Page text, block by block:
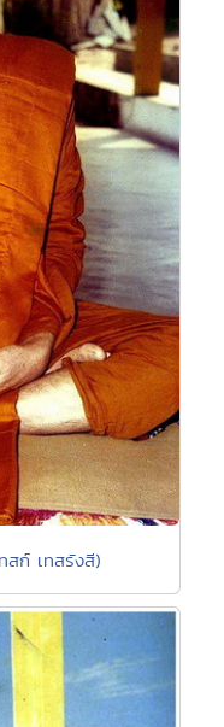
สก์ เทสรังสี)